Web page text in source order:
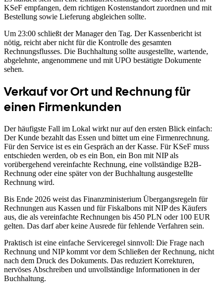
KSeF empfangen, dem richtigen Kostenstandort zuordnen und mit
Bestellung sowie Lieferung abgleichen sollte.
Um 23:00 schließt der Manager den Tag. Der Kassenbericht ist
nötig, reicht aber nicht für die Kontrolle des gesamten
Rechnungsflusses. Die Buchhaltung sollte ausgestellte, wartende,
abgelehnte, angenommene und mit UPO bestätigte Dokumente
sehen.
Verkauf vor Ort und Rechnung für
einen Firmenkunden
Der häufigste Fall im Lokal wirkt nur auf den ersten Blick einfach:
Der Kunde bezahlt das Essen und bittet um eine Firmenrechnung.
Für den Service ist es ein Gespräch an der Kasse. Für KSeF muss
entschieden werden, ob es ein Bon, ein Bon mit NIP als
vorübergehend vereinfachte Rechnung, eine vollständige B2B-
Rechnung oder eine später von der Buchhaltung ausgestellte
Rechnung wird.
Bis Ende 2026 weist das Finanzministerium Übergangsregeln für
Rechnungen aus Kassen und für Fiskalbons mit NIP des Käufers
aus, die als vereinfachte Rechnungen bis 450 PLN oder 100 EUR
gelten. Das darf aber keine Ausrede für fehlende Verfahren sein.
Praktisch ist eine einfache Serviceregel sinnvoll: Die Frage nach
Rechnung und NIP kommt vor dem Schließen der Rechnung, nicht
nach dem Druck des Dokuments. Das reduziert Korrekturen,
nervöses Abschreiben und unvollständige Informationen in der
Buchhaltung.